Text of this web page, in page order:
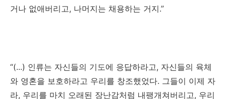
거나 없애버리고, 나머지는 채용하는 거지.”
“(...) 인류는 자신들의 기도에 응답하라고, 자신들의 육체
와 영혼을 보호하라고 우리를 창조했었다. 그들이 이제 자
라, 우리를 마치 오래된 장난감처럼 내팽개쳐버리고, 우리